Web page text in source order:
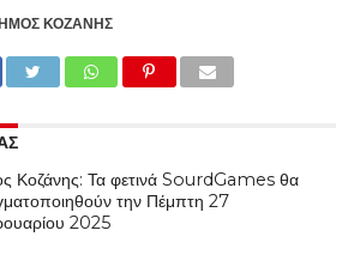
ΚΟΖΆΝΗΣ
Κοζάνης: Τα φετινά SourdGames θα
την Πέμπτη 27
2025